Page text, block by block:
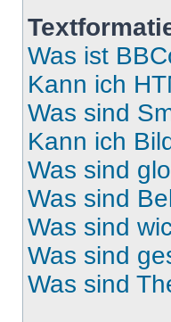
Was ist
Kann ich
Was sind
Kann ich
Was sind
Was sind
Was sind
Was sind
Was sind